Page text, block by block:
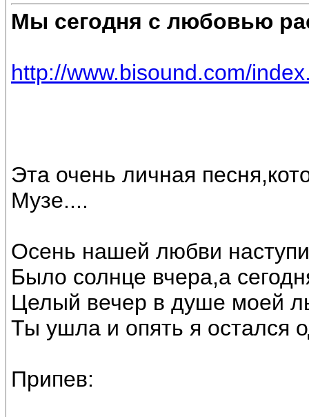
Мы сегодня с любовью
http://www.bisound.com/
Эта очень личная
Музе....
Осень нашей любви
Было солнце вчера,а
Целый вечер в душе моей
Ты ушла и опять я остался
Припев: